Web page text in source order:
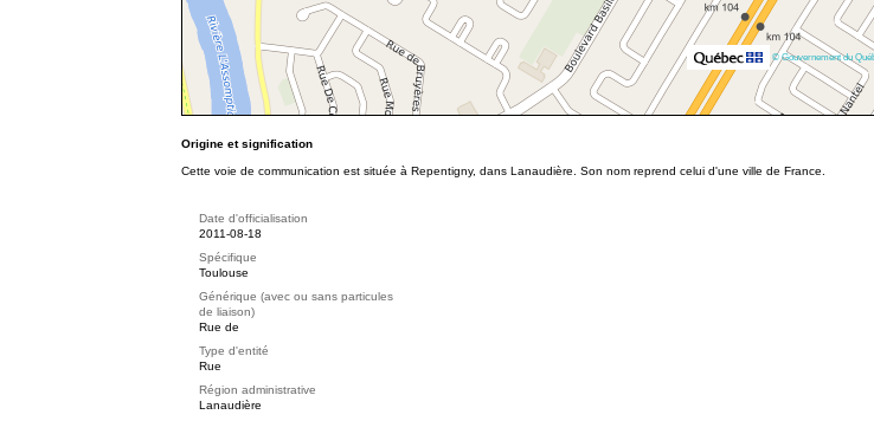
© Gouvernement du
Origine et signification
Cette voie de communication est située à Repentigny, dans Lanaudière. Son nom reprend celui d'une ville de France.
Date d'officialisation
2011-08-18
Spécifique
Toulouse
Générique (avec ou sans particules
de liaison)
Rue de
Type d'entité
Rue
Région administrative
Lanaudière